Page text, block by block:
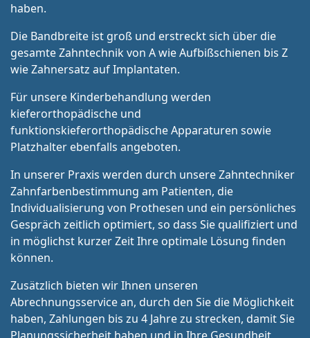
haben.
Die Bandbreite ist groß und erstreckt sich über die
gesamte Zahntechnik von A wie Aufbißschienen bis Z
wie Zahnersatz auf Implantaten.
Für unsere Kinderbehandlung werden
kieferorthopädische und
funktionskieferorthopädische Apparaturen sowie
Platzhalter ebenfalls angeboten.
In unserer Praxis werden durch unsere Zahntechniker
Zahnfarbenbestimmung am Patienten, die
Individualisierung von Prothesen und ein persönliches
Gespräch zeitlich optimiert, so dass Sie qualifiziert und
in möglichst kurzer Zeit Ihre optimale Lösung finden
können.
Zusätzlich bieten wir Ihnen unseren
Abrechnungsservice an, durch den Sie die Möglichkeit
haben, Zahlungen bis zu 4 Jahre zu strecken, damit Sie